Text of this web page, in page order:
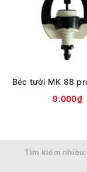
Phù hợp cho cây
đổi được bán kính
quay nhẹ hơn xa
trùng giúp béc hoạt
✳️ Thông số sản
✔️ Lưu lượng: 60/H
Béc tưới MK 88
9.000₫
Tìm kiếm nhiều: